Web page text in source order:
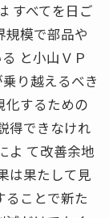
すべてを日ご
規模で部品や
と小山ＶＰ
り越えるべき
化するための
得できなけれ
よ て改善余地
は果たして見
ることで新た